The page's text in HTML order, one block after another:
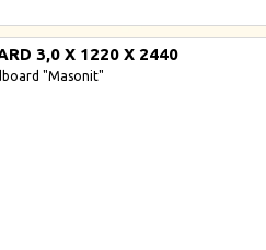
3,0 X 1220 X 2440
"Masonit"